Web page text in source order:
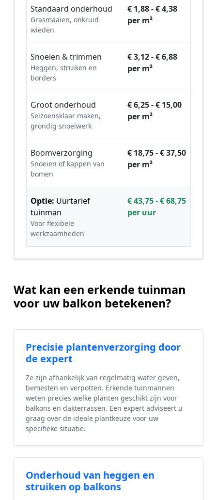
Standaard onderhoud
Grasmaaien, onkruid
wieden
€ 1,88 - € 4,38
per m²
Snoeien & trimmen
Heggen, struiken en
borders
€ 3,12 - € 6,88
per m²
Groot onderhoud
Seizoensklaar maken,
grondig snoeiwerk
€ 6,25 - € 15,00
per m²
Boomverzorging
Snoeien of kappen van
bomen
€ 18,75 - € 37,50
per m²
Optie: Uurtarief
tuinman
Voor flexibele
werkzaamheden
€ 43,75 - € 68,75
per uur
Wat kan een erkende tuinman
voor uw balkon betekenen?
Precisie plantenverzorging door
de expert
Ze zijn afhankelijk van regelmatig water geven,
bemesten en verpotten. Erkende tuinmannen
weten precies welke planten geschikt zijn voor
balkons en dakterrassen. Een expert adviseert u
graag over de ideale plantkeuze voor uw
specifieke situatie.
Onderhoud van heggen en
struiken op balkons